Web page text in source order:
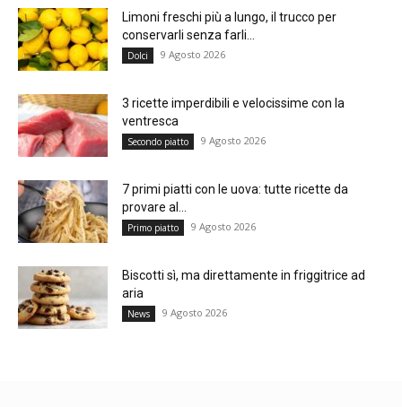
Limoni freschi più a lungo, il trucco per
conservarli senza farli...
Dolci 9 Agosto 2026
3 ricette imperdibili e velocissime con la
ventresca
Secondo piatto 9 Agosto 2026
7 primi piatti con le uova: tutte ricette da
provare al...
Primo piatto 9 Agosto 2026
Biscotti sì, ma direttamente in friggitrice ad
aria
News 9 Agosto 2026